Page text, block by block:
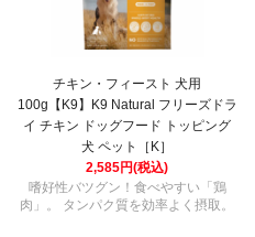
チキン・フィースト 犬用
100g【K9】K9 Natural フリーズドラ
イ チキン ドッグフード トッピング
犬 ペット［K］
2,585円(税込)
嗜好性バツグン！食べやすい「鶏
肉」。 タンパク質を効率よく摂取。